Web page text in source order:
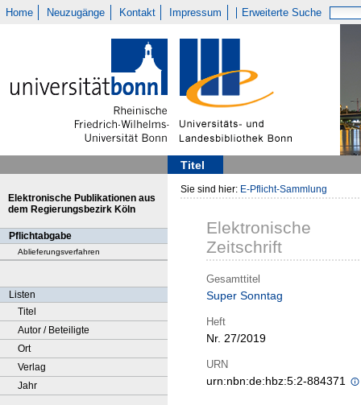
Home Neuzugänge Kontakt Impressum Erweiterte Suche
Titel
Elektronische Publikationen aus
dem Regierungsbezirk Köln
Pflichtabgabe
Ablieferungsverfahren
Listen
Titel
Autor / Beteiligte
Ort
Verlag
Jahr
Sie sind hier: E-Pflicht-Sammlung
Elektronische
Zeitschrift
Gesamttitel
Super Sonntag
Heft
Nr. 27/2019
URN
urn:nbn:de:hbz:5:2-884371